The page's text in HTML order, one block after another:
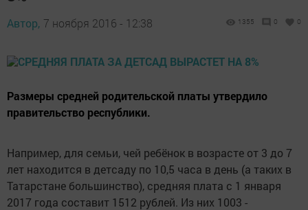
Автор, 7 ноября 2016 - 12:38 1355 0 0
Размеры средней родительской платы утвердило
правительство республики.
Например, для семьи, чей ребёнок в возрасте от 3 до 7
лет находится в детсаду по 10,5 часа в день (а таких в
Татарстане большинство), средняя плата с 1 января
2017 года составит 1512 рублей. Из них 1003 -